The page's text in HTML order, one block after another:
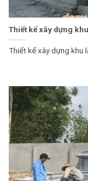
Thiết kế xây dựng
Thiết kế xây dựng khu